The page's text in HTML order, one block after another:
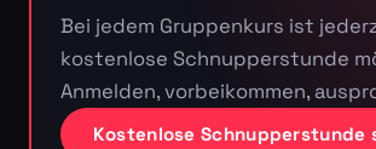
Bei jedem Gruppenkurs ist
kostenlose Schnupperstunde
Anmelden, vorbeikommen,
Kostenlose Schnupperstunde